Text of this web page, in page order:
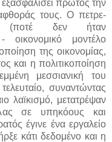
πρώτος την
τους. Ο πετρε-
(ποτέ δεν ήταν
οικονομικό μοντέλο
της οικονομίας,
και η πολιτικοποίηση
μεσσιανική του
συναντώντας
λαϊκισμό, μετατρέψαν
σε υπηκόους και
έγινε ένα εργαλείο
κάτι δεδομένο και η